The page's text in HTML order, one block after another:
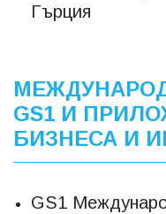
Гърция
GS1 И
БИЗНЕСА И
GS1